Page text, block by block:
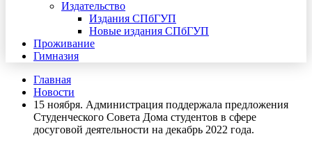
Издательство
Издания СПбГУП
Новые издания СПбГУП
Проживание
Гимназия
Главная
Новости
15 ноября. Администрация поддержала предложения
Студенческого Совета Дома студентов в сфере
досуговой деятельности на декабрь 2022 года.